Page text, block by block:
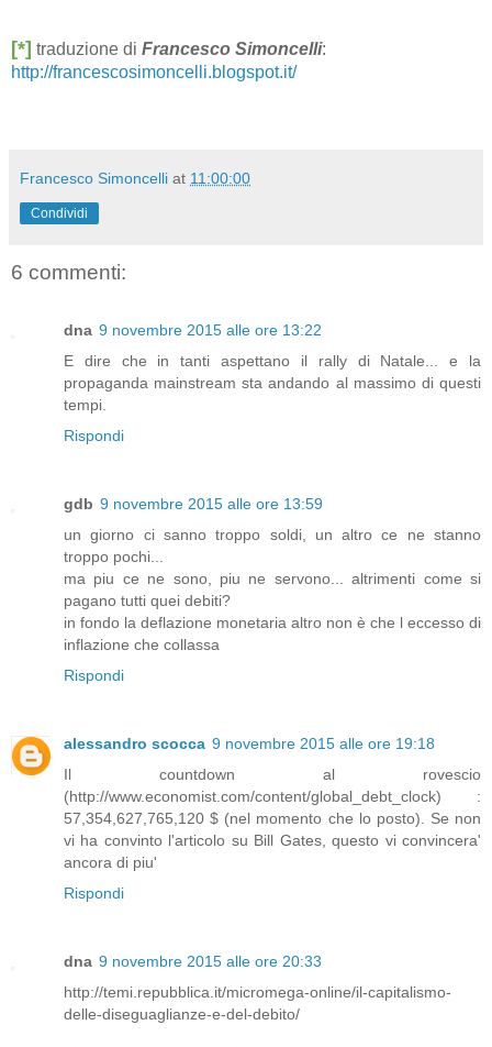
[*] traduzione di Francesco Simoncelli:
http://francescosimoncelli.blogspot.it/
Francesco Simoncelli at 11:00:00
Condividi
6 commenti:
dna 9 novembre 2015 alle ore 13:22
E dire che in tanti aspettano il rally di Natale... e la
propaganda mainstream sta andando al massimo di questi
tempi.
Rispondi
gdb 9 novembre 2015 alle ore 13:59
un giorno ci sanno troppo soldi, un altro ce ne stanno
troppo pochi...
ma piu ce ne sono, piu ne servono... altrimenti come si
pagano tutti quei debiti?
in fondo la deflazione monetaria altro non è che l eccesso di
inflazione che collassa
Rispondi
alessandro scocca 9 novembre 2015 alle ore 19:18
Il countdown al rovescio
(http://www.economist.com/content/global_debt_clock) :
57,354,627,765,120 $ (nel momento che lo posto). Se non
vi ha convinto l'articolo su Bill Gates, questo vi convincera'
ancora di piu'
Rispondi
dna 9 novembre 2015 alle ore 20:33
http://temi.repubblica.it/micromega-online/il-capitalismo-
delle-diseguaglianze-e-del-debito/